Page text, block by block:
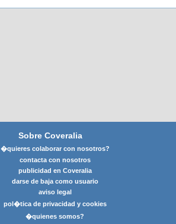
Sobre Coveralia
�quieres colaborar con nosotros?
contacta con nosotros
publicidad en Coveralia
darse de baja como usuario
aviso legal
pol�tica de privacidad y cookies
�quienes somos?